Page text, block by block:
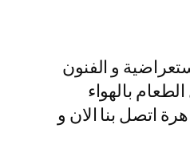
و الفنون
بالهواء
اتصل بنا الان و